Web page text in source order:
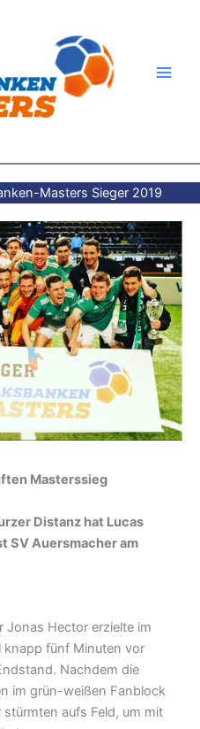
Masters Sieger 2019
Masterssieg
Distanz hat Lucas
SV Auersmacher am
Jonas Hector erzielte im
knapp fünf Minuten vor
Nachdem die
im grün-weißen Fanblock
aufs Feld, um mit